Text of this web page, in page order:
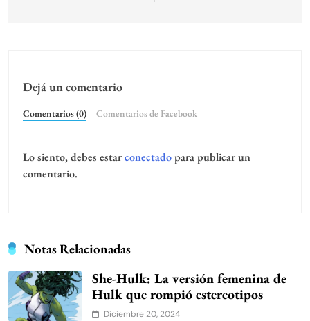
entradas
Dejá un comentario
Comentarios (0) Comentarios de Facebook
Lo siento, debes estarconectadopara publicar un
comentario.
Notas Relacionadas
She-Hulk: La versión femenina de
Hulk que rompió estereotipos
Diciembre 20, 2024